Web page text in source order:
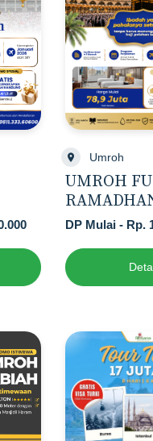
Umroh
UMROH
DP Mulai - Rp.